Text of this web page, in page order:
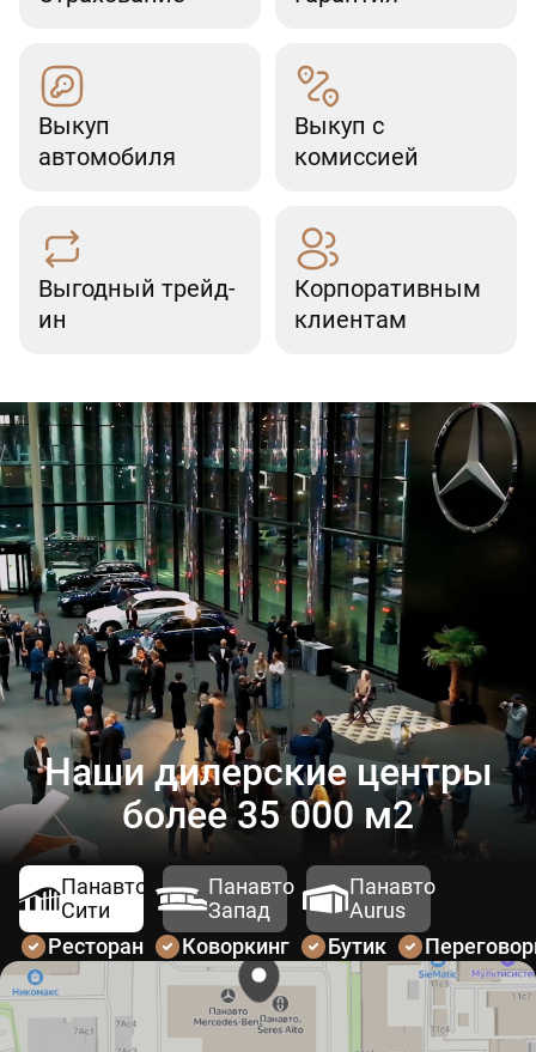
Выкуп
автомобиля
Выкуп с
комиссией
Выгодный трейд-
ин
Корпоративным
клиентам
Наши дилерские центры
более 35 000 м2
Панавто
Сити
Панавто
Запад
Панавто
Aurus
Ресторан
Коворкинг Бутик